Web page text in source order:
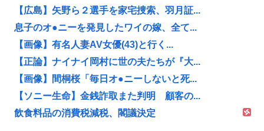
【広島】矢野ら２選手を家宅捜索、羽月証...
息子のオ●ニーを発見したワイの嫁、全て...
【画像】有名人妻AV女優(43)と行く...
【正論】ナイナイ岡村に世の夫たちが『大...
【画像】間桐桜「毎日オ●ニーしないと死...
【ソニー生命】金銭詐取また判明 顧客の...
飲食料品の消費税減税、閣議決定